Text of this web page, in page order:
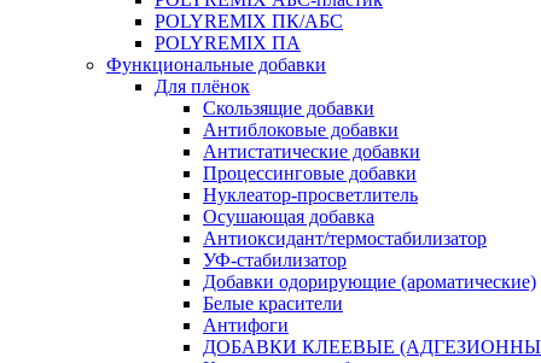
POLYREMIX ПК/АБС
POLYREMIX ПА
Функциональные добавки
Для плёнок
Скользящие добавки
Антиблоковые добавки
Антистатические добавки
Процессинговые добавки
Нуклеатор-просветлитель
Осушающая добавка
Антиоксидант/термостабилизатор
УФ-стабилизатор
Добавки одорирующие (ароматические)
Белые красители
Антифоги
ДОБАВКИ КЛЕЕВЫЕ